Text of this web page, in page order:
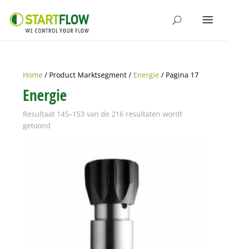
Home/ Product Marktsegment / Energie/ Pagina 17
Energie
Resultaat 145–153 van de 216 resultaten wordt
getoond